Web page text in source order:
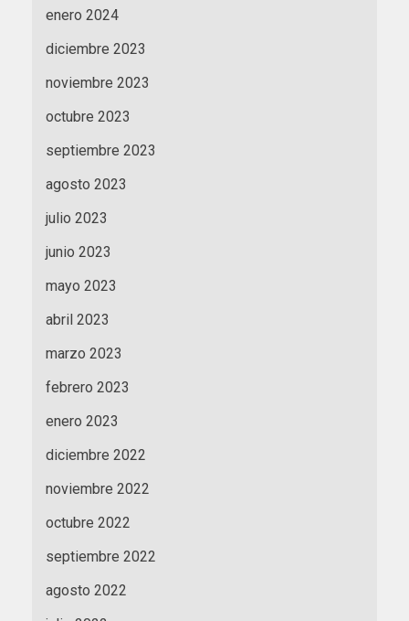
enero 2024
diciembre 2023
noviembre 2023
octubre 2023
septiembre 2023
agosto 2023
julio 2023
junio 2023
mayo 2023
abril 2023
marzo 2023
febrero 2023
enero 2023
diciembre 2022
noviembre 2022
octubre 2022
septiembre 2022
agosto 2022